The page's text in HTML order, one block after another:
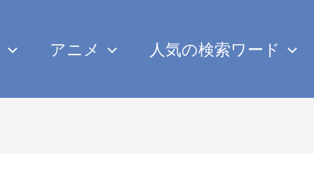
アニメ 人気の検索ワード